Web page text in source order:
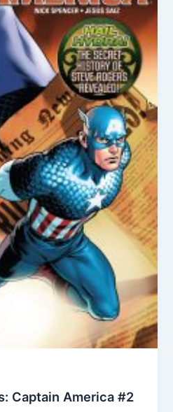
Captain America #2